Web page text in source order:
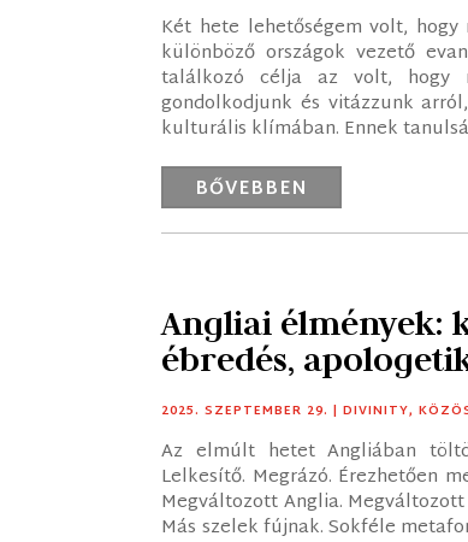
Két hete lehetőségem volt,
különböző országok vezető
találkozó célja az volt, hogy
gondolkodjunk és vitázzunk
kulturális klímában. Ennek
BŐVEBBEN
Angliai élmények:
ébredés,
2025. SZEPTEMBER 29. |DIVINITY,
Az elmúlt hetet Angliában
Lelkesítő. Megrázó. Érezhetően
Megváltozott Anglia.
Más szelek fújnak. Sokféle